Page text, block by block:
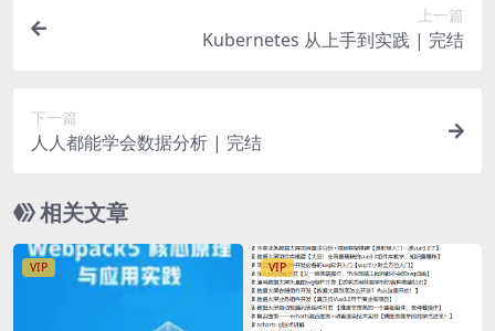
上一篇
Kubernetes 从上手到实践 | 完结
下一篇
人人都能学会数据分析 | 完结
相关文章
VIP VIP